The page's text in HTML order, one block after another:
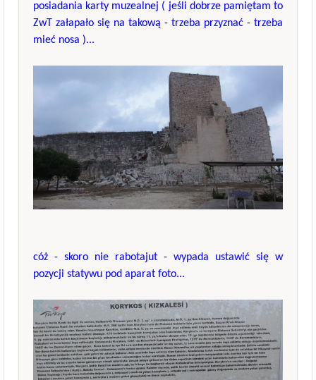
posiadania karty muzealnej ( jeśli dobrze pamiętam to
ZwT załapało się na takową - trzeba przyznać - trzeba
mieć nosa )...
cóż - skoro nie rabotajut - wypada ustawić się w
pozycji statywu pod aparat foto...